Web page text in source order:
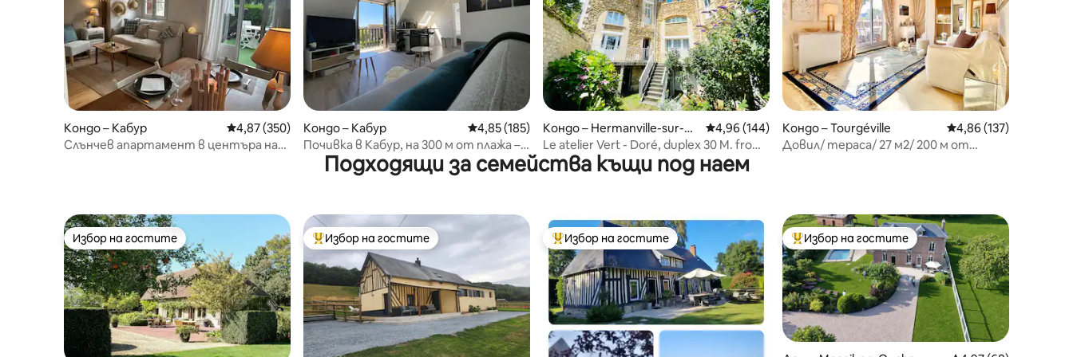
Кондо – Кабур Средна оценка: 4,87 от 5, 350 отзива
4,87 (350)
Слънчев апартамент в центъра на
Кондо – Кабур Средна оценка: 4,85 от 5, 185 отзива
4,85 (185)
Почивка в Кабур, на 300 м от плажа –
тихо и приятно
Кондо – Hermanville-sur-M
er
Средна оценка: 4,96 от 5, 144 отзива
4,96 (144)
Le atelier Vert - Doré, duplex 30 M. from
the beach
Кондо – Tourgéville Средна оценка: 4,86
4,86 (137)
Довил/ тераса/ 27 м2/ 200 м от
Подходящи за семейства къщи под наем
Избор на гостите
Избор на гостите Най-популярен избор на гостите
Избор на гостите Най-популярен избор на гостите
Избор на гостите Най-популярен избор на гостите
Избор на гостите